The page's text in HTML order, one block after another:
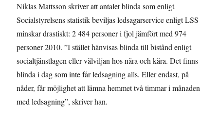
Niklas Mattsson skriver att antalet blinda som enligt
Socialstyrelsens statistik beviljas ledsagarservice enligt LSS
minskar drastiskt: 2 484 personer i fjol jämfört med 974
personer 2010. ”I stället hänvisas blinda till bistånd enligt
socialtjänstlagen eller välviljan hos nära och kära. Det finns
blinda i dag som inte får ledsagning alls. Eller endast, på
nåder, får möjlighet att lämna hemmet två timmar i månaden
med ledsagning”, skriver han.